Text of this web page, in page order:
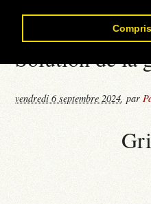
Compris
Contact
Solution de la
vendredi 6 septembre 2024,par